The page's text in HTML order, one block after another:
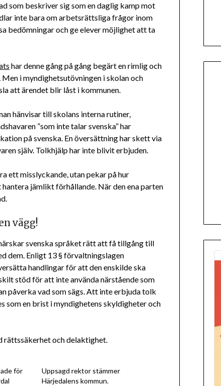
som beskriver sig som en daglig kamp mot
inte bara om arbetsrättsliga frågor inom
bedömningar och ge elever möjlighet att ta
har denne gång på gång begärt en rimlig och
i myndighetsutövningen i skolan och
att ärendet blir låst i kommunen.
hänvisar till skolans interna rutiner,
”som inte talar svenska” har
på svenska. En översättning har skett via
själv. Tolkhjälp har inte blivit erbjuden.
ett misslyckande, utan pekar på hur
jämlikt förhållande. När den ena parten
vägg!
svenska språket rätt att få tillgång till
dem. Enligt 13 § förvaltningslagen
handlingar för att den enskilde ska
stöd för att inte använda närstående som
påverka vad som sägs. Att inte erbjuda tolk
som en brist i myndighetens skyldigheter och
rättssäkerhet och delaktighet.
för
Uppsagd rektor stämmer
Härjedalens kommun.